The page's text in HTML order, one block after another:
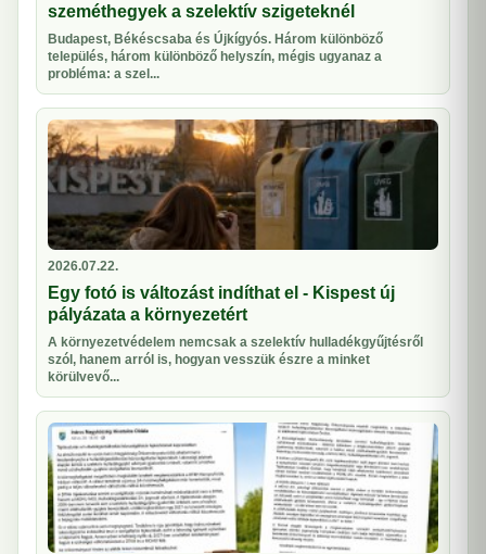
szeméthegyek a szelektív szigeteknél
Budapest, Békéscsaba és Újkígyós. Három különböző
település, három különböző helyszín, mégis ugyanaz a
probléma: a szel...
2026.07.22.
Egy fotó is változást indíthat el - Kispest új
pályázata a környezetért
A környezetvédelem nemcsak a szelektív hulladékgyűjtésről
szól, hanem arról is, hogyan vesszük észre a minket
körülvevő...